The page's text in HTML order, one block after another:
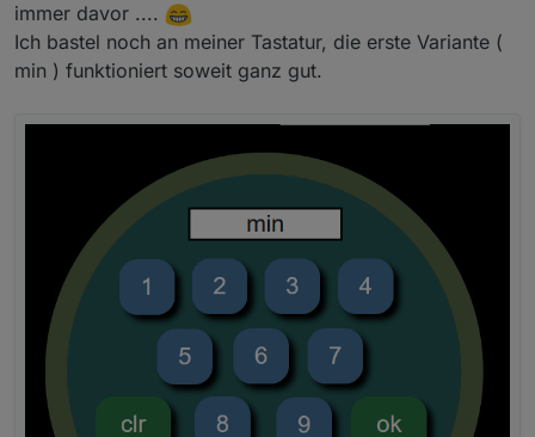
immer davor ....
Ich bastel noch an meiner Tastatur, die erste Variante (
min ) funktioniert soweit ganz gut.